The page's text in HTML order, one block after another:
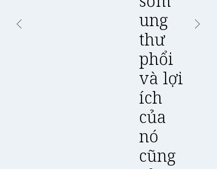
ung
thư
phổi
và lợi
ích
của
nó
cũng